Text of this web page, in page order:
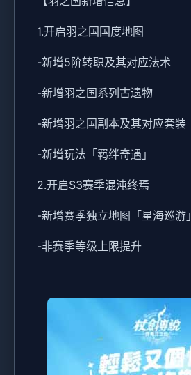
1.开启羽之国国度地图
-新增5阶转职及其对应法术
-新增羽之国系列古遗物
-新增羽之国副本及其对应套装
-新增玩法「羁绊奇遇」
2.开启S3赛季混沌终焉
-新增赛季独立地图「星海巡游」
-非赛季等级上限提升